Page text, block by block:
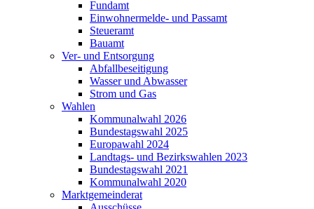
Fundamt
Einwohnermelde- und Passamt
Steueramt
Bauamt
Ver- und Entsorgung
Abfallbeseitigung
Wasser und Abwasser
Strom und Gas
Wahlen
Kommunalwahl 2026
Bundestagswahl 2025
Europawahl 2024
Landtags- und Bezirkswahlen 2023
Bundestagswahl 2021
Kommunalwahl 2020
Marktgemeinderat